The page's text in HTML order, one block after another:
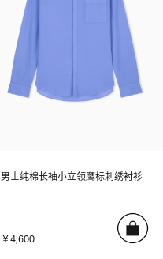
男士纯棉长袖小立领鹰标刺绣衬衫
￥4,600